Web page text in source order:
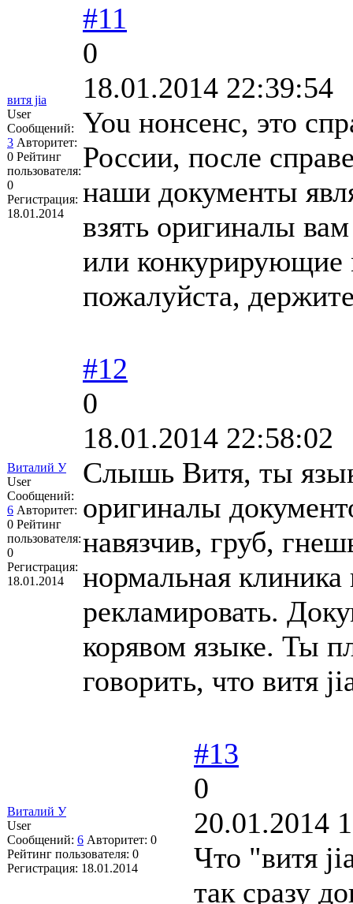
витя jia
User
Сообщений:
3 Авторитет:
0 Рейтинг
пользователя:
0
Регистрация:
18.01.2014
#11
0
18.01.2014 22:39:54
You нонсенс, это
России, после
наши документы
взять оригиналы
или конкурирующие
пожалуйста,
Виталий У
User
Сообщений:
6 Авторитет:
0 Рейтинг
пользователя:
0
Регистрация:
18.01.2014
#12
0
18.01.2014 22:58:02
Слышь Витя, ты
оригиналы
навязчив, груб,
нормальная клиника
рекламировать.
корявом языке. Ты
говорить, что витя
Виталий У
User
Сообщений: 6 Авторитет: 0
Рейтинг пользователя: 0
Регистрация: 18.01.2014
#13
0
20.01.2014
Что "витя
так сразу